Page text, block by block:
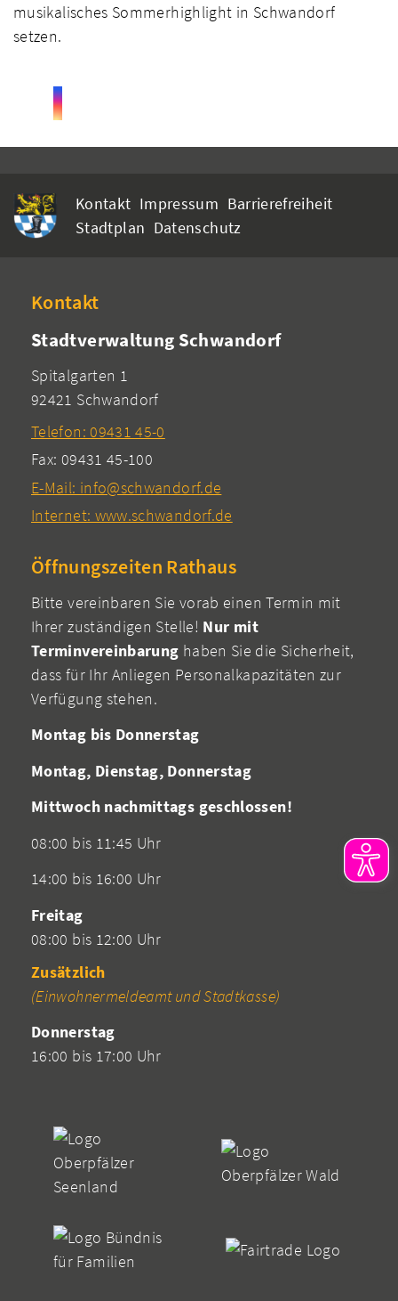
musikalisches Sommerhighlight in Schwandorf
setzen.
Kontakt Impressum Barrierefreiheit
Stadtplan Datenschutz
Kontakt
Stadtverwaltung Schwandorf
Spitalgarten 1
92421 Schwandorf
Telefon: 09431 45-0
Fax: 09431 45-100
E-Mail: info@schwandorf.de
Internet: www.schwandorf.de
Öffnungszeiten Rathaus
Bitte vereinbaren Sie vorab einen Termin mit
Ihrer zuständigen Stelle! Nur mit
Terminvereinbarung haben Sie die Sicherheit,
dass für Ihr Anliegen Personalkapazitäten zur
Verfügung stehen.
Montag bis Donnerstag
Montag, Dienstag, Donnerstag
Mittwoch nachmittags geschlossen!
08:00 bis 11:45 Uhr
14:00 bis 16:00 Uhr
Freitag
08:00 bis 12:00 Uhr
Zusätzlich
(Einwohnermeldeamt und Stadtkasse)
Donnerstag
16:00 bis 17:00 Uhr